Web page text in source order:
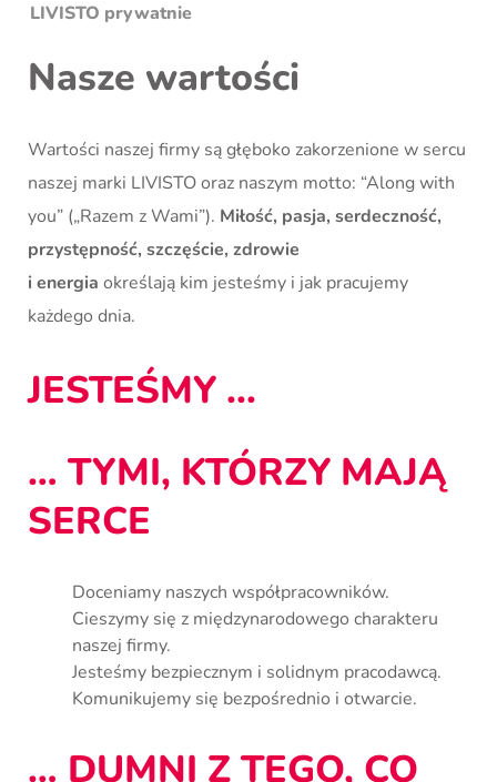
LIVISTO prywatnie
Nasze wartości
Wartości naszej firmy są głęboko zakorzenione w sercu
naszej marki LIVISTO oraz naszym motto: “Along with
you” („Razem z Wami”). Miłość, pasja, serdeczność,
przystępność, szczęście, zdrowie
i energia określają kim jesteśmy i jak pracujemy
każdego dnia.
JESTEŚMY ...
… TYMI, KTÓRZY MAJĄ
SERCE
Doceniamy naszych współpracowników.
Cieszymy się z międzynarodowego charakteru
naszej firmy.
Jesteśmy bezpiecznym i solidnym pracodawcą.
Komunikujemy się bezpośrednio i otwarcie.
… DUMNI Z TEGO, CO